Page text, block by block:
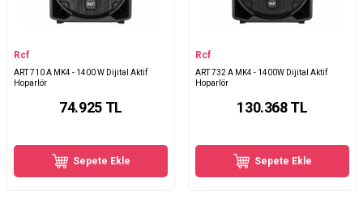
Rcf
ART 710 A MK4 - 1400 W Dijital Aktif
Hoparlör
74.925TL
Sepete Ekle
Rcf
ART 732 A MK4 - 1400W Dijital Aktif
Hoparlör
130.368TL
Sepete Ekle